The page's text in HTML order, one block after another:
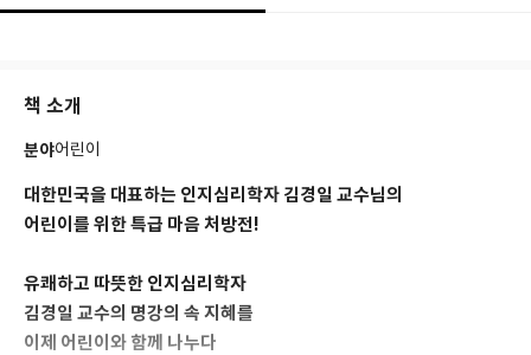
책 소개
분야어린이
대한민국을 대표하는 인지심리학자 김경일 교수님의
어린이를 위한 특급 마음 처방전!
유쾌하고 따뜻한 인지심리학자
김경일 교수의 명강의 속 지혜를
이제 어린이와 함께 나누다